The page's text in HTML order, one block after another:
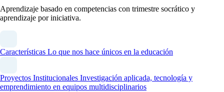
Aprendizaje basado en competencias con trimestre socrático y
aprendizaje por iniciativa.
Características Lo que nos hace únicos en la educación
Proyectos Institucionales Investigación aplicada, tecnología y
emprendimiento en equipos multidisciplinarios